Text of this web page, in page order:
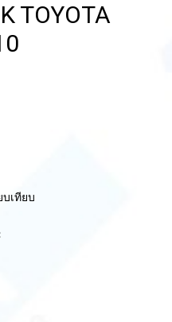
TOYOTA
บเทียบ